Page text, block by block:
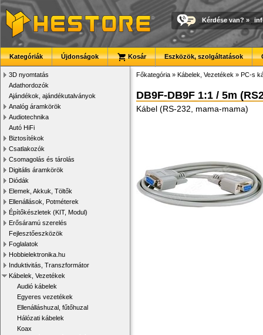
Kérdése van? »
Kategóriák Újdonságok Kosár Eszközök, szolgáltatások
3D nyomtatás
Adathordozók
Ajándékok, ajándékutalványok
Analóg áramkörök
Audiotechnika
Autó HiFi
Biztosítékok
Csatlakozók
Csomagolás és tárolás
Digitális áramkörök
Diódák
Elemek, Akkuk, Töltők
Ellenállások, Potméterek
Építőkészletek (KIT, Modul)
Erősáramú szerelés
Fejlesztőeszközök
Foglalatok
Hobbielektronika.hu
Induktivitás, Transzformátor
Kábelek, Vezetékek
Audió kábelek
Egyeres vezetékek
Ellenálláshuzal, fűtőhuzal
Hálózati kábelek
Koax
Főkategória » Kábelek, Vezetékek » PC-s
DB9F-DB9F 1:1 / 5m
Kábel (RS-232, mama-mama)